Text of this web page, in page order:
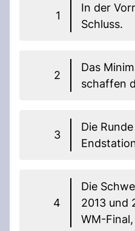
1
In der
Schluss.
2
Das
schaffen
3
Die
4
Die
2013 und
WM-